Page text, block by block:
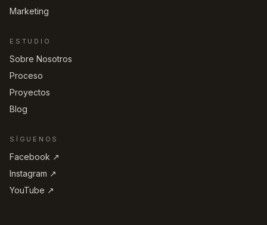
Marketing
ESTUDIO
Sobre Nosotros
Proceso
Proyectos
Blog
SÍGUENOS
Facebook ↗︎
Instagram ↗︎
YouTube ↗︎